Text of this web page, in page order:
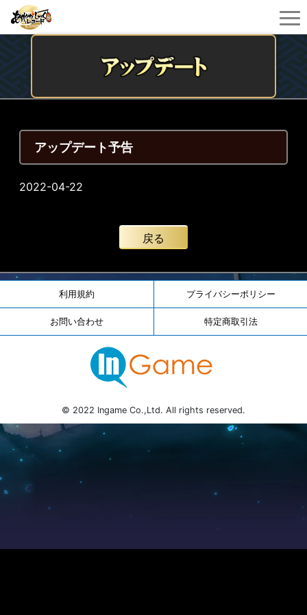
アップデート予告
2022-04-22
戻る
利用規約 プライバシーポリシー
お問い合わせ 特定商取引法
© 2022 Ingame Co.,Ltd. All rights reserved.